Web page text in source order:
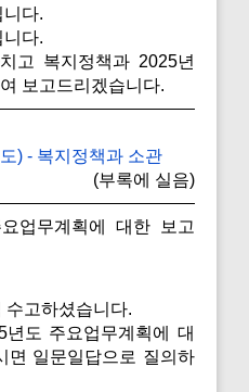
다.
다.
고 복지정책과 2025년
보고드리겠습니다.
) - 복지정책과 소관
(부록에 실음)
업무계획에 대한 보고
고하셨습니다.
도 주요업무계획에 대
면 일문일답으로 질의하